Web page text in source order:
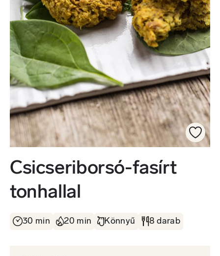
Csicseriborsó-fasírt
tonhallal
30 min 20 min Könnyű 8 darab